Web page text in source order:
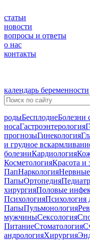
статьи
новости
вопросы и ответы
о нас
контакты
календарь беременности
родыБесплодиеБолезни
носаГастроэнтерология
прогнозыГинекология
и грудное
болезниКардиология
КосметологияКрасота и
ПапНаркологияНервные
ПапыОртопедия
хирургияПоловые
ПсихологияПсихология
ПапыПульмонология
мужчиныСексология
ПитаниеСтоматология
андрологияХирургия